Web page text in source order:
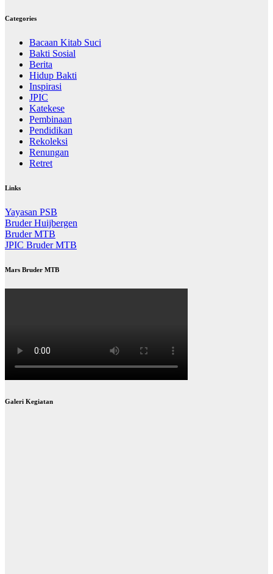
Categories
Bacaan Kitab Suci
Bakti Sosial
Berita
Hidup Bakti
Inspirasi
JPIC
Katekese
Pembinaan
Pendidikan
Rekoleksi
Renungan
Retret
Links
Yayasan PSB
Bruder Huijbergen
Bruder MTB
JPIC Bruder MTB
Mars Bruder MTB
Galeri Kegiatan